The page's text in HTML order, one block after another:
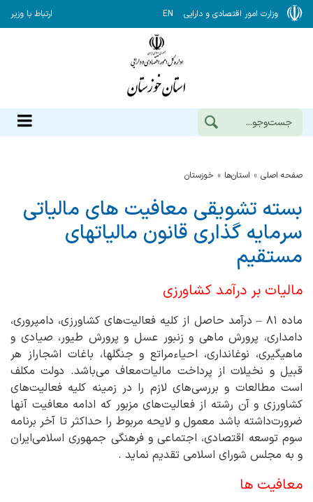
وزارت امور اقتصادی و دارایی EN ارتباط با وزیر
صفحه اصلی استان‌ها خوزستان
بسته تشویقی معافیت های مالیاتی
سرمایه گذاری قانون مالیاتهای
مستقیم
مالیات بر درآمد کشاورزی
ماده ۸۱ – درآمد حاصل از کلیه فعالیت‌های کشاورزی، دامپروری،
دامداری، پرورش ماهی و زنبور عسل و پرورش طیور، صیادی و
ماهیگیری، نوغانداری، احیاءمراتع و جنگلها، باغات اشجاراز هر
قبیل و نخیلات از پرداخت مالیات‌معاف می‌باشد. ‌دولت مکلف
است مطالعات و بررسی‌های لازم را در زمینه کلیه فعالیت‌های
کشاورزی و آن رشته از فعالیت‌های مزبور که ادامه معافیت آنها
ضرورت‌داشته باشد معمول و لایحه مربوط را حداکثر تا آخر برنامه
سوم توسعه اقتصادی، اجتماعی و فرهنگی جمهوری اسلامی‌ایران
و به مجلس شورای اسلامی تقدیم نماید .
معافیت‌ ها